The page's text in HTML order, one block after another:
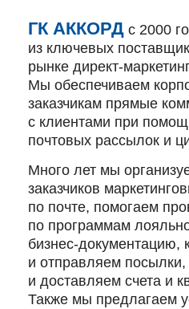
ГК АККОРД с 2000
из ключевых
рынке директ-
Мы обеспечиваем
заказчикам прямые
с клиентами при
почтовых рассылок и
Много лет мы
заказчиков
по почте, помогаем
по программам
бизнес-документацию,
и отправляем
и доставляем счета и
Также мы предлагаем